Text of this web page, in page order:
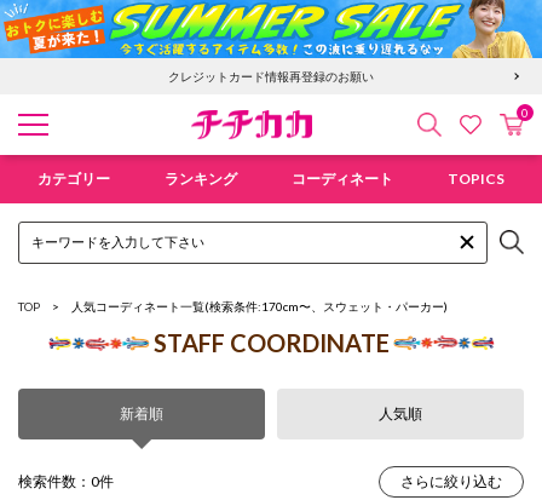
クレジットカード情報再登録のお願い
検索 お気にカ
0
カテゴリー ランキング コーディネート TOPICS
TOP 人気コーディネート一覧(検索条件:170cm〜、スウェット・パーカー)
STAFF COORDINATE
新着順 人気順
検索件数：0件 さらに絞り込む